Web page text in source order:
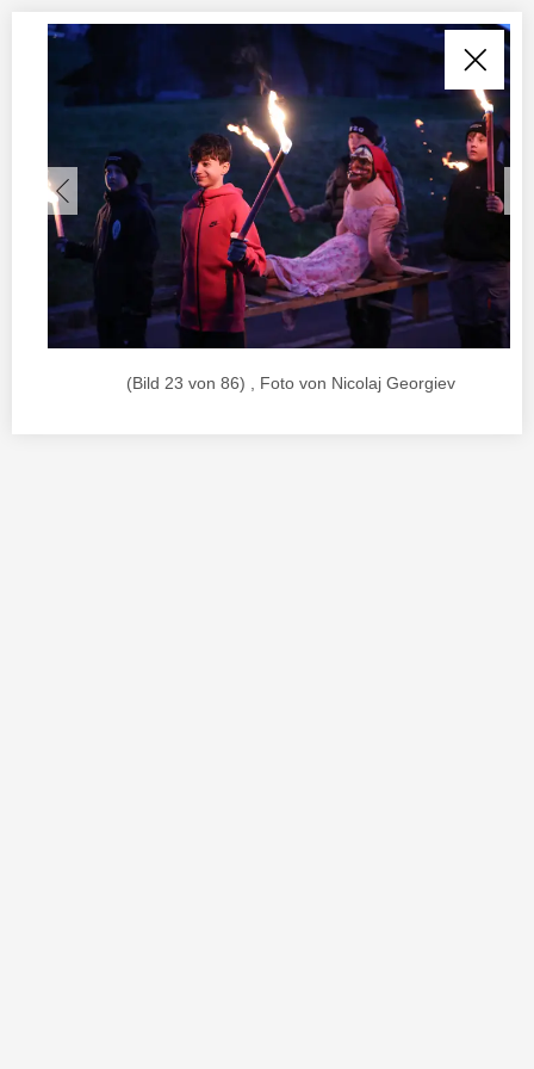
(Bild 23 von 86) , Foto von Nicolaj Georgiev